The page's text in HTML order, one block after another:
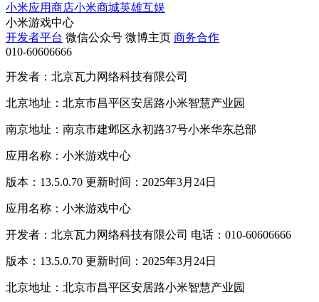
小米应用商店小米商城英雄互娱
小米游戏中心
开发者平台 微信公众号 微博主页 商务合作
010-60606666
开发者：北京瓦力网络科技有限公司
北京地址：北京市昌平区安居路小米智慧产业园
南京地址：南京市建邺区永初路37号小米华东总部
应用名称：小米游戏中心
版本：13.5.0.70 更新时间：2025年3月24日
应用名称：小米游戏中心
开发者：北京瓦力网络科技有限公司 电话：010-60606666
版本：13.5.0.70 更新时间：2025年3月24日
北京地址：北京市昌平区安居路小米智慧产业园